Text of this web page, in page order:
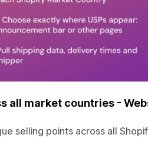
all market countries -
selling points across all